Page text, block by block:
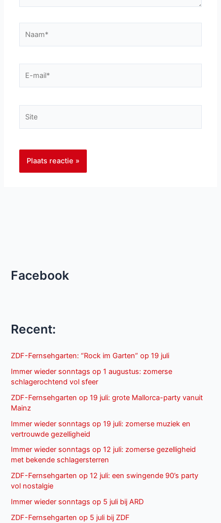
Facebook
Recent:
ZDF-Fernsehgarten: “Rock im Garten” op 19 juli
Immer wieder sonntags op 1 augustus: zomerse
schlagerochtend vol sfeer
ZDF-Fernsehgarten op 19 juli: grote Mallorca-party vanuit
Mainz
Immer wieder sonntags op 19 juli: zomerse muziek en
vertrouwde gezelligheid
Immer wieder sonntags op 12 juli: zomerse gezelligheid
met bekende schlagersterren
ZDF-Fernsehgarten op 12 juli: een swingende 90’s party
vol nostalgie
Immer wieder sonntags op 5 juli bij ARD
ZDF-Fernsehgarten op 5 juli bij ZDF